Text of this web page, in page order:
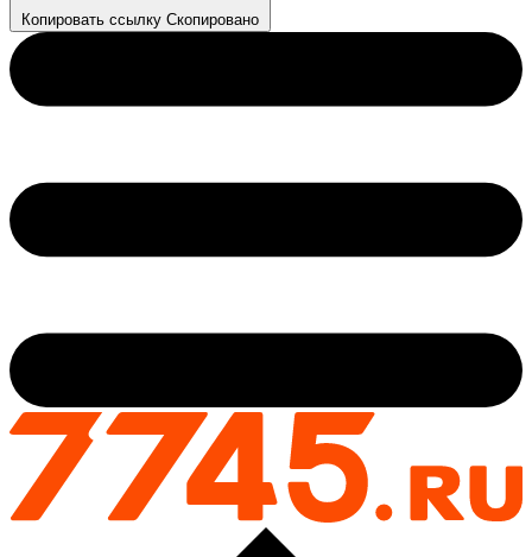
Копировать ссылку Скопировано